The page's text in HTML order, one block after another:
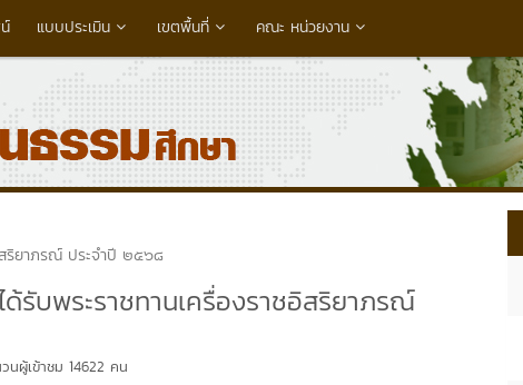
แบบประเมิน เขตพื้นที่ คณะ หน่วยงาน
สริยาภรณ์ ประจำปี ๒๕๖๘
รับพระราชทานเครื่องราชอิสริยาภรณ์
นผู้เข้าชม 14622 คน